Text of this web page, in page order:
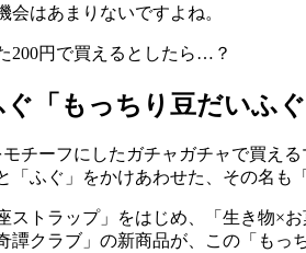
はあまりないですよね。
200円で買えるとしたら…？
「もっちり豆だいふぐ
チーフにしたガチャガチャで買える
ふぐ」をかけあわせた、その名も
ストラップ」をはじめ、「生き物×
クラブ」の新商品が、この「もっ